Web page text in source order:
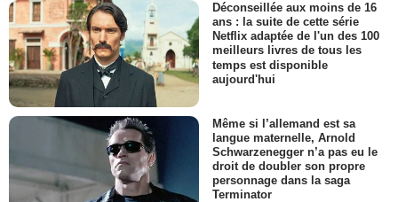
Déconseillée aux moins de 16
ans : la suite de cette série
Netflix adaptée de l'un des 100
meilleurs livres de tous les
temps est disponible
aujourd'hui
Même si l’allemand est sa
langue maternelle, Arnold
Schwarzenegger n’a pas eu le
droit de doubler son propre
personnage dans la saga
Terminator